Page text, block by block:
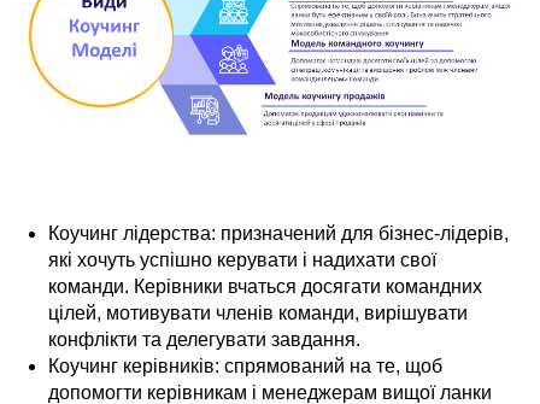
Коучинг лідерства: призначений для бізнес-лідерів,
які хочуть успішно керувати і надихати свої
команди. Керівники вчаться досягати командних
цілей, мотивувати членів команди, вирішувати
конфлікти та делегувати завдання.
Коучинг керівників: спрямований на те, щоб
допомогти керівникам і менеджерам вищої ланки